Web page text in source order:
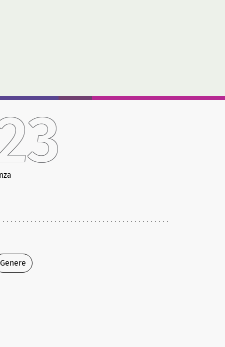
Genere